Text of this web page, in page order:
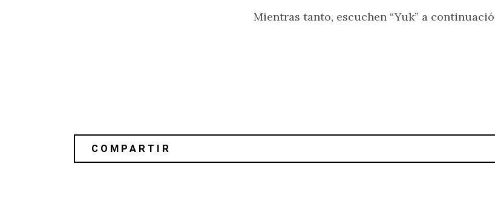
Mientras tanto, escuchen “Yuk” a